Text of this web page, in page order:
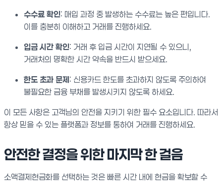
수수료 확인: 매입 과정 중 발생하는 수수료는 높은 편입니다.
이를 충분히 이해하고 거래를 진행하세요.
입금 시간 확인: 거래 후 입금 시간이 지연될 수 있으니,
거래처의 명확한 시간 약속을 반드시 받으세요.
한도 초과 문제: 신용카드 한도를 초과하지 않도록 주의하여
불필요한 금융 부채를 발생시키지 않도록 하세요.
이 모든 사항은 고객님의 안전을 지키기 위한 필수 요소입니다. 따라서
항상 믿을 수 있는 플랫폼과 정보를 통하여 거래를 진행하세요.
안전한 결정을 위한 마지막 한 걸음
소액결제현금화를 선택하는 것은 빠른 시간 내에 현금을 확보할 수